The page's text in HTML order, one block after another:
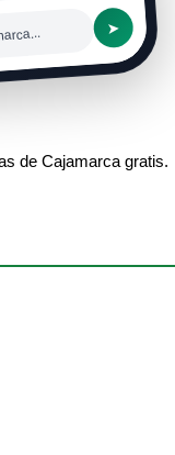
➤
de Cajamarca gratis.